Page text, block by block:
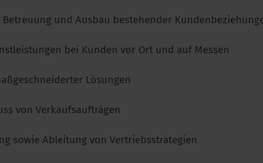
und Ausbau bestehender
bei Kunden vor Ort und auf Messen
Lösungen
von Verkaufsaufträgen
sowie Ableitung von Vertriebsstrategien